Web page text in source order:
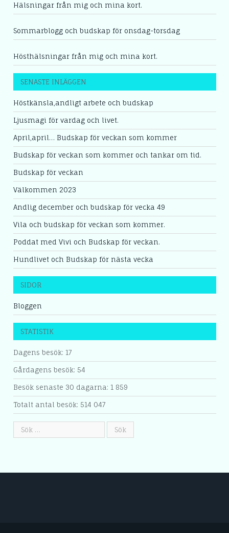
Hälsningar från mig och mina kort.
Sommarblogg och budskap för onsdag-torsdag
Hösthälsningar från mig och mina kort.
SENASTE INLÄGGEN
Höstkänsla,andligt arbete och budskap
Ljusmagi för vardag och livet.
April,april… Budskap för veckan som kommer
Budskap för veckan som kommer och tankar om tid.
Budskap för veckan
Välkommen 2023
Andlig december och budskap för vecka 49
Vila och budskap för veckan som kommer.
Poddat med Vivi och Budskap för veckan.
Hundlivet och Budskap för nästa vecka
SIDOR
Bloggen
STATISTIK
Dagens besök: 17
Gårdagens besök: 54
Besök senaste 30 dagarna: 1 859
Totalt antal besök: 514 047